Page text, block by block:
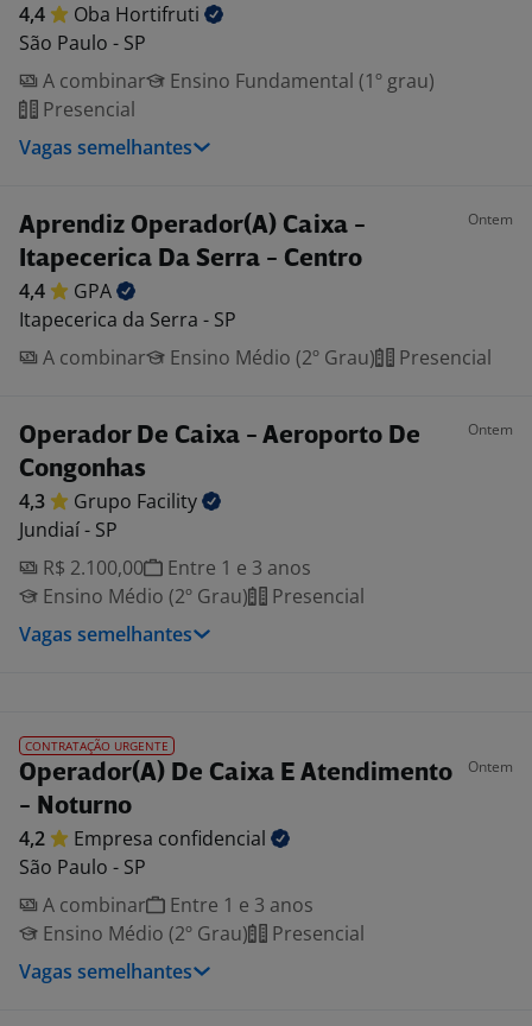
4,4 Oba Hortifruti
São Paulo - SP
A combinar
Ensino Fundamental (1º grau)
Presencial
Vagas semelhantes
Aprendiz Operador(A) Caixa -
Itapecerica Da Serra - Centro
Ontem
4,4
GPA
Itapecerica da Serra - SP
A combinar
Ensino Médio (2º Grau) Presencial
Operador De Caixa - Aeroporto De
Congonhas
Ontem
4,3 Grupo Facility
Jundiaí - SP
R$ 2.100,00
Entre 1 e 3 anos
Ensino Médio (2º Grau)
Presencial
Vagas semelhantes
CONTRATAÇÃO URGENTE
Operador(A) De Caixa E Atendimento
- Noturno
Ontem
4,2 Empresa confidencial
São Paulo - SP
A combinar
Entre 1 e 3 anos
Ensino Médio (2º Grau)
Presencial
Vagas semelhantes